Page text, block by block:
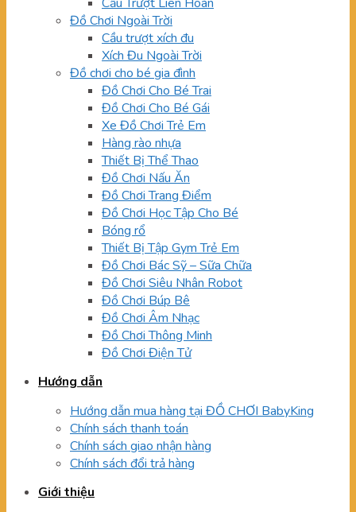
Đồ Chơi Ngoài Trời
Cầu trượt xích đu
Xích Đu Ngoài Trời
Đồ chơi cho bé gia đình
Đồ Chơi Cho Bé Trai
Đồ Chơi Cho Bé Gái
Xe Đồ Chơi Trẻ Em
Hàng rào nhựa
Thiết Bị Thể Thao
Đồ Chơi Nấu Ăn
Đồ Chơi Trang Điểm
Đồ Chơi Học Tập Cho Bé
Bóng rổ
Thiết Bị Tập Gym Trẻ Em
Đồ Chơi Bác Sỹ – Sữa Chữa
Đồ Chơi Siêu Nhân Robot
Đồ Chơi Búp Bê
Đồ Chơi Âm Nhạc
Đồ Chơi Thông Minh
Đồ Chơi Điện Tử
Hướng dẫn
Hướng dẫn mua hàng tại ĐỒ CHƠI BabyKing
Chính sách thanh toán
Chính sách giao nhận hàng
Chính sách đổi trả hàng
Giới thiệu